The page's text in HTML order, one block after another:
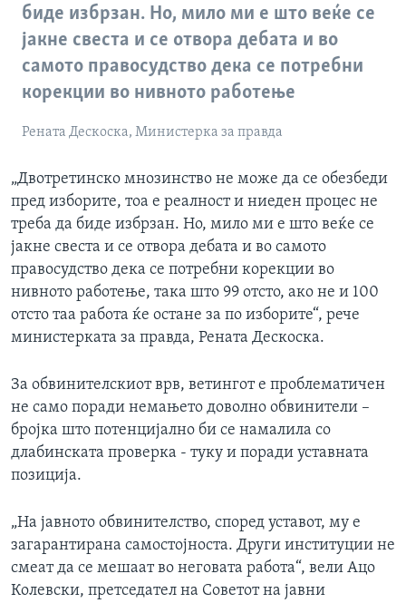
биде избрзан. Но, мило ми е што веќе се
јакне свеста и се отвора дебата и во
самото правосудство дека се потребни
корекции во нивното работење
Рената Дескоска, Министерка за правда
„Двотретинско мнозинство не може да се обезбеди
пред изборите, тоа е реалност и ниеден процес не
треба да биде избрзан. Но, мило ми е што веќе се
јакне свеста и се отвора дебата и во самото
правосудство дека се потребни корекции во
нивното работење, така што 99 отсто, ако не и 100
отсто таа работа ќе остане за по изборите“, рече
министерката за правда, Рената Дескоска.
За обвинителскиот врв, ветингот е проблематичен
не само поради немањето доволно обвинители –
бројка што потенцијално би се намалила со
длабинската проверка - туку и поради уставната
позиција.
„На јавното обвинителство, според уставот, му е
загарантирана самостојноста. Други институции не
смеат да се мешаат во неговата работа“, вели Ацо
Колевски, претседател на Советот на јавни